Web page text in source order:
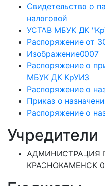
Свидетельство о
налоговой
УСТАВ МБУК ДК
Распоряжение от
Изображение0007
Распоряжение о
МБУК ДК КрУИЗ
Распоряжение о
Приказ о
Распоряжение о
Учредители
АДМИНИСТРАЦИЯ
КРАСНОКАМЕНСК